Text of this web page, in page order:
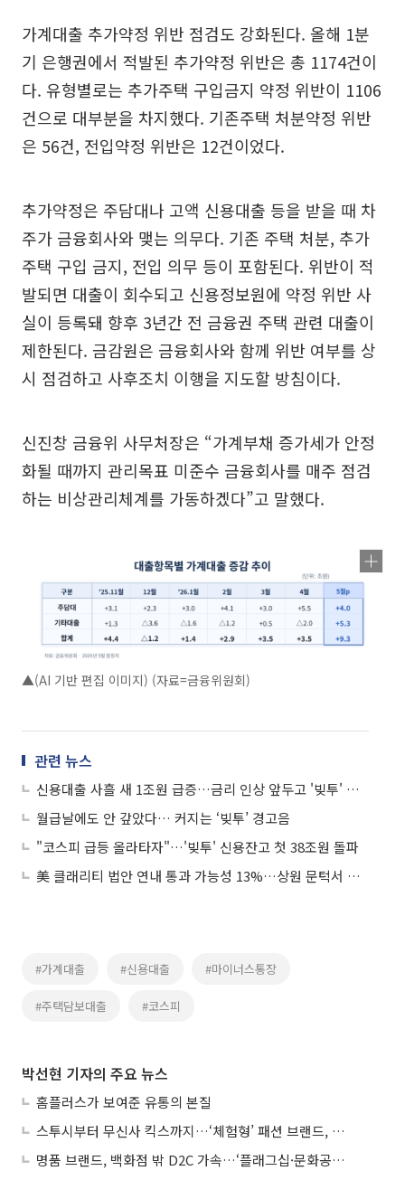
가계대출 추가약정 위반 점검도 강화된다. 올해 1분
기 은행권에서 적발된 추가약정 위반은 총 1174건이
다. 유형별로는 추가주택 구입금지 약정 위반이 1106
건으로 대부분을 차지했다. 기존주택 처분약정 위반
은 56건, 전입약정 위반은 12건이었다.
추가약정은 주담대나 고액 신용대출 등을 받을 때 차
주가 금융회사와 맺는 의무다. 기존 주택 처분, 추가
주택 구입 금지, 전입 의무 등이 포함된다. 위반이 적
발되면 대출이 회수되고 신용정보원에 약정 위반 사
실이 등록돼 향후 3년간 전 금융권 주택 관련 대출이
제한된다. 금감원은 금융회사와 함께 위반 여부를 상
시 점검하고 사후조치 이행을 지도할 방침이다.
신진창 금융위 사무처장은 “가계부채 증가세가 안정
화될 때까지 관리목표 미준수 금융회사를 매주 점검
하는 비상관리체계를 가동하겠다”고 말했다.
▲(AI 기반 편집 이미지) (자료=금융위원회)
관련 뉴스
신용대출 사흘 새 1조원 급증…금리 인상 앞두고 '빚투' 경고음
월급날에도 안 갚았다… 커지는 ‘빚투’ 경고음
"코스피 급등 올라타자"…'빚투' 신용잔고 첫 38조원 돌파
美 클래리티 법안 연내 통과 가능성 13%…상원 문턱서 제동
#가계대출 #신용대출 #마이너스통장
#주택담보대출 #코스피
박선현 기자의 주요 뉴스
홈플러스가 보여준 유통의 본질
스투시부터 무신사 킥스까지…‘체험형’ 패션 브랜드, 잇단 제주행
명품 브랜드, 백화점 밖 D2C 가속…‘플래그십·문화공간’ 전략 눈길